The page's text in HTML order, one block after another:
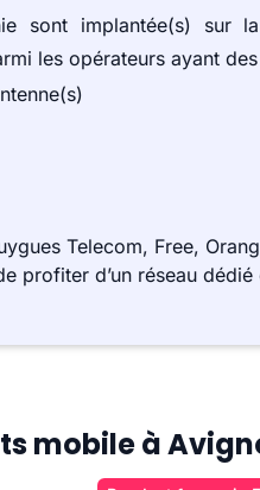
sont implantée(s) sur
les opérateurs ayant
Telecom, Free,
profiter d’un réseau
mobile à